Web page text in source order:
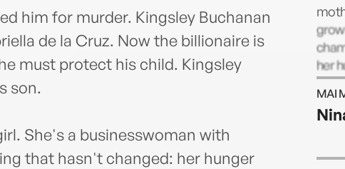
him for murder. Kingsley Buchanan
de la Cruz. Now the billionaire is
must protect his child. Kingsley
son.
She's a businesswoman with
that hasn't changed: her hunger
her
at
MAI